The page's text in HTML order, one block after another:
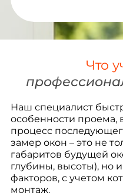
Что
Наш специалист
особенности проема,
процесс
замер окон – это не
габаритов будущей
глубины, высоты), но
факторов, с учетом
монтаж.